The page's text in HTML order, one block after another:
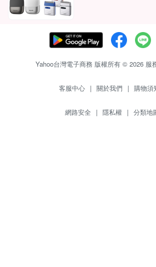
Yahoo台灣電子商務 版權所有 © 2026 服
客服中心 | 關於我們 | 購物須
網路安全 | 隱私權 | 分類地